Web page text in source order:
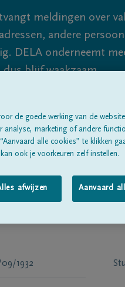
meldingen over
andere
DELA onderneemt
blijf waakzaam.
Alle rouwberichtenOver ons
1932
de goede werking van de
marketing of andere
alle cookies” te klikken
ook je voorkeuren zelf instellen.
afwijzen Aanvaard